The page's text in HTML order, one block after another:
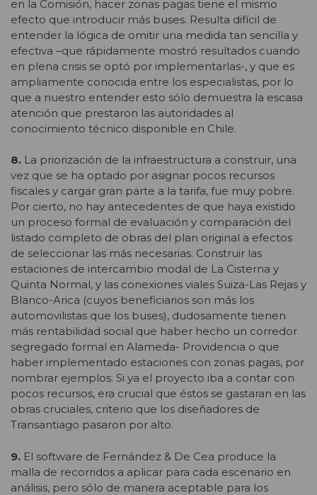
en la Comisión, hacer zonas pagas tiene el mismo
efecto que introducir más buses. Resulta difícil de
entender la lógica de omitir una medida tan sencilla y
efectiva –que rápidamente mostró resultados cuando
en plena crisis se optó por implementarlas-, y que es
ampliamente conocida entre los especialistas, por lo
que a nuestro entender esto sólo demuestra la escasa
atención que prestaron las autoridades al
conocimiento técnico disponible en Chile.
8. La priorización de la infraestructura a construir, una
vez que se ha optado por asignar pocos recursos
fiscales y cargar gran parte a la tarifa, fue muy pobre.
Por cierto, no hay antecedentes de que haya existido
un proceso formal de evaluación y comparación del
listado completo de obras del plan original a efectos
de seleccionar las más necesarias. Construir las
estaciones de intercambio modal de La Cisterna y
Quinta Normal, y las conexiones viales Suiza-Las Rejas y
Blanco-Arica (cuyos beneficiarios son más los
automovilistas que los buses), dudosamente tienen
más rentabilidad social que haber hecho un corredor
segregado formal en Alameda- Providencia o que
haber implementado estaciones con zonas pagas, por
nombrar ejemplos. Si ya el proyecto iba a contar con
pocos recursos, era crucial que éstos se gastaran en las
obras cruciales, criterio que los diseñadores de
Transantiago pasaron por alto.
9. El software de Fernández & De Cea produce la
malla de recorridos a aplicar para cada escenario en
análisis, pero sólo de manera aceptable para los